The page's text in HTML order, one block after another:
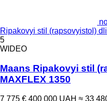
Ripakovyi stil (rapsovyistol)
5
WIDEO
Maans Ripakovyi stil
MAXFLEX 1350
7 775 € 400 000 UAH ≈ 33